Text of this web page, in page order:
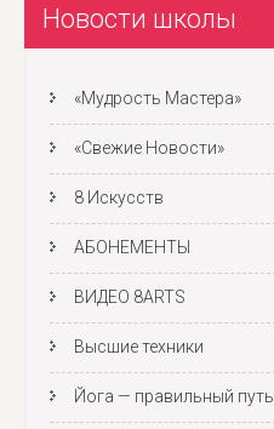
Новости школы
«Мудрость Мастера»
«Свежие Новости»
8 Искусств
АБОНЕМЕНТЫ
ВИДЕО 8ARTS
Высшие техники
Йога — правильный путь